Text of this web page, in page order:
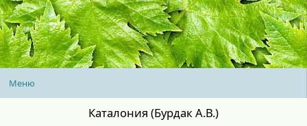
Меню
Каталония (Бурдак А.В.)